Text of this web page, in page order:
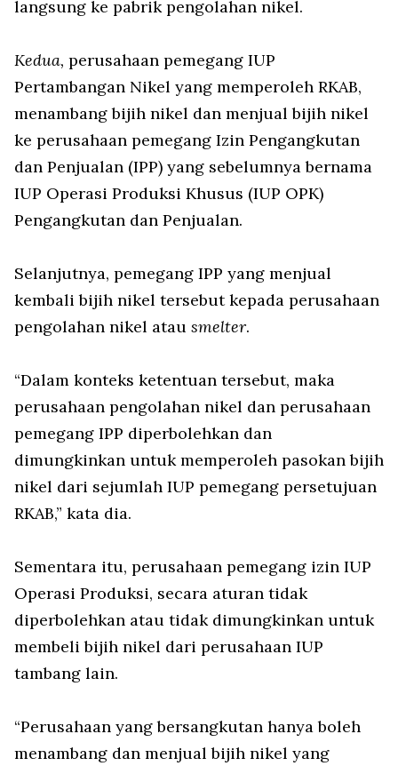
langsung ke pabrik pengolahan nikel.
Kedua, perusahaan pemegang IUP
Pertambangan Nikel yang memperoleh RKAB,
menambang bijih nikel dan menjual bijih nikel
ke perusahaan pemegang Izin Pengangkutan
dan Penjualan (IPP) yang sebelumnya bernama
IUP Operasi Produksi Khusus (IUP OPK)
Pengangkutan dan Penjualan.
Selanjutnya, pemegang IPP yang menjual
kembali bijih nikel tersebut kepada perusahaan
pengolahan nikel atau smelter.
“Dalam konteks ketentuan tersebut, maka
perusahaan pengolahan nikel dan perusahaan
pemegang IPP diperbolehkan dan
dimungkinkan untuk memperoleh pasokan bijih
nikel dari sejumlah IUP pemegang persetujuan
RKAB,” kata dia.
Sementara itu, perusahaan pemegang izin IUP
Operasi Produksi, secara aturan tidak
diperbolehkan atau tidak dimungkinkan untuk
membeli bijih nikel dari perusahaan IUP
tambang lain.
“Perusahaan yang bersangkutan hanya boleh
menambang dan menjual bijih nikel yang